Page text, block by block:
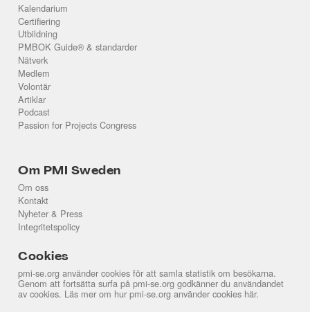
Kalendarium
Certifiering
Utbildning
PMBOK Guide® & standarder
Nätverk
Medlem
Volontär
Artiklar
Podcast
Passion for Projects Congress
Om PMI Sweden
Om oss
Kontakt
Nyheter & Press
Integritetspolicy
Cookies
pmi-se.org använder cookies för att samla statistik om besökarna.
Genom att fortsätta surfa på pmi-se.org godkänner du användandet
av cookies. Läs mer om hur pmi-se.org använder cookies här.